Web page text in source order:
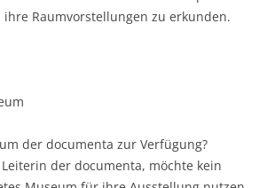
Raumvorstellungen zu erkunden.
der documenta zur Verfügung?
der documenta, möchte kein